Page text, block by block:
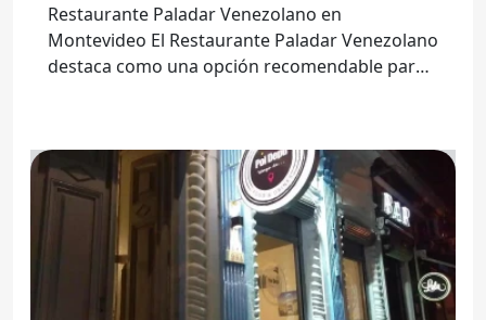
Restaurante Paladar Venezolano en
Montevideo El Restaurante Paladar Venezolano
destaca como una opción recomendable para